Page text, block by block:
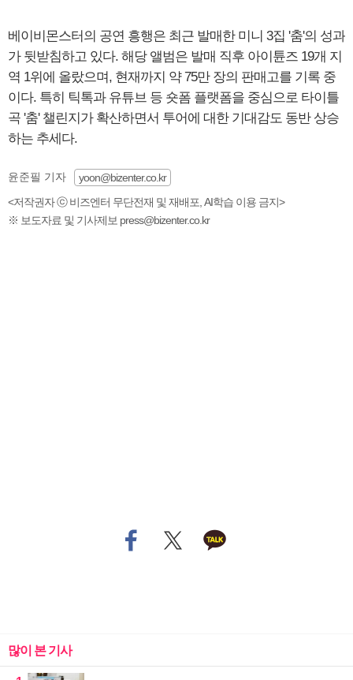
베이비몬스터의 공연 흥행은 최근 발매한 미니 3집 '춤'의 성과
가 뒷받침하고 있다. 해당 앨범은 발매 직후 아이튠즈 19개 지
역 1위에 올랐으며, 현재까지 약 75만 장의 판매고를 기록 중
이다. 특히 틱톡과 유튜브 등 숏폼 플랫폼을 중심으로 타이틀
곡 '춤' 챌린지가 확산하면서 투어에 대한 기대감도 동반 상승
하는 추세다.
윤준필 기자
yoon@bizenter.co.kr
<저작권자 ⓒ 비즈엔터 무단전재 및 재배포, AI학습 이용 금지>
※ 보도자료 및 기사제보 press@bizenter.co.kr
많이 본 기사